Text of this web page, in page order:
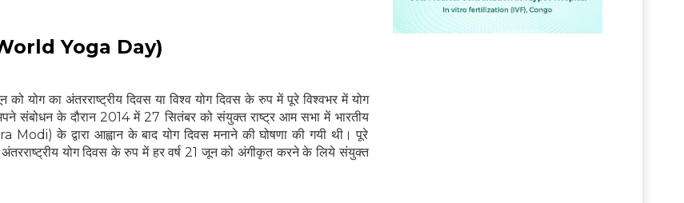
World Yoga Day)
योग का अंतरराष्ट्रीय दिवस या विश्व योग दिवस के रुप में पूरे विश्वभर में योग
संबोधन के दौरान 2014 में 27 सितंबर को संयुक्त राष्ट्र आम सभा में भारतीय
के द्वारा आह्वान के बाद योग दिवस मनाने की घोषणा की गयी थी। पूरे
योग दिवस के रुप में हर वर्ष 21 जून को अंगीकृत करने के लिये संयुक्त
स्वास्थ्य संबंधी जानकारी सबसे पहले